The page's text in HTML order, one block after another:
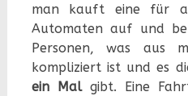
man kauft eine für
Automaten auf und
Personen, was aus
kompliziert ist und es
ein Malgibt. Eine